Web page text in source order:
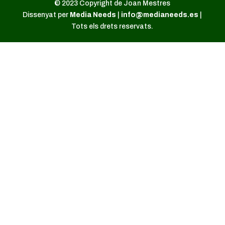
© 2023 Copyright de Joan Mestres
Dissenyat per Media Needs info@medianeeds.es
Tots els drets reservats.